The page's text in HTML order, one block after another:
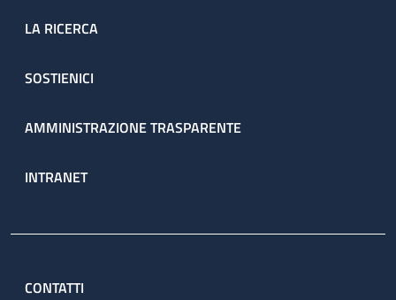
LA RICERCA
SOSTIENICI
AMMINISTRAZIONE TRASPARENTE
INTRANET
CONTATTI